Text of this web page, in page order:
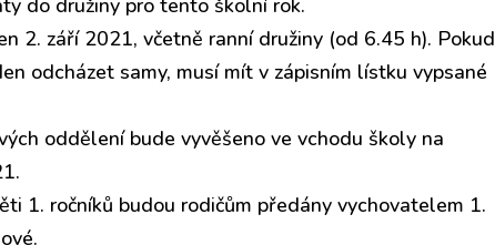
do družiny pro tento školní rok.
2. září 2021, včetně ranní družiny (od 6.45 h). Pokud
odcházet samy, musí mít v zápisním lístku vypsané
oddělení bude vyvěšeno ve vchodu školy na
1. ročníků budou rodičům předány vychovatelem 1.